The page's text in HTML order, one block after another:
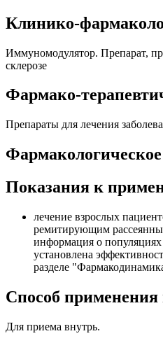
Клинико-
Иммуномодулятор. Препарат,
склерозе
Фармако-
Препараты для лечения
Фармакологическое
Показания к
лечение взрослых
ремитирующим
информация о
установлена
разделе
Способ применения
Для приема внутрь.